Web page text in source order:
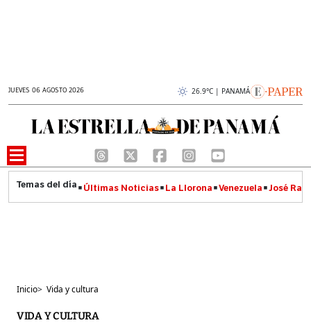
JUEVES 06 AGOSTO 2026 26.9°C | PANAMÁ
Últimas Noticias La Llorona Venezuela José
Inicio> Vida y cultura
VIDA Y CULTURA